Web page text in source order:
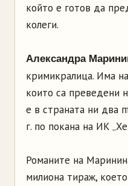
който е готов да
колеги.
Александра
кримикралица. Има
които са преведени
е в страната ни два
г. по покана на ИК
Романите на
милиона тираж,